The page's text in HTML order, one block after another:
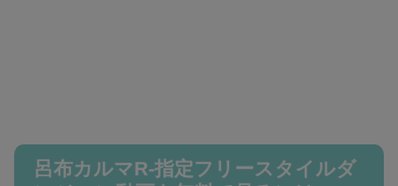
呂布カルマR-指定フリースタイルダ